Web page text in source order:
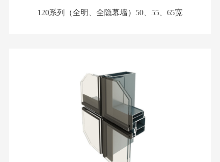
120系列（全明、全隐幕墙）50、55、65宽